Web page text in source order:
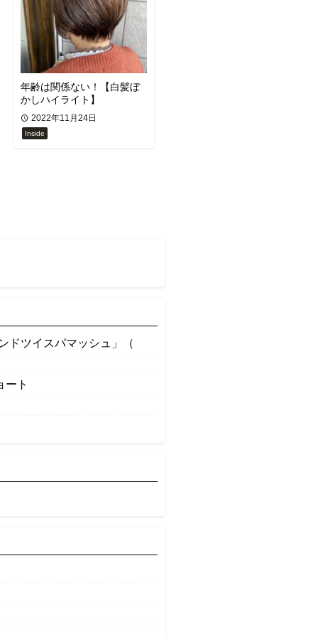
年齢は関係ない！【白髪ぼ
かしハイライト】
2022年11月24日
Inside
ドツイスパマッシュ」（
ート